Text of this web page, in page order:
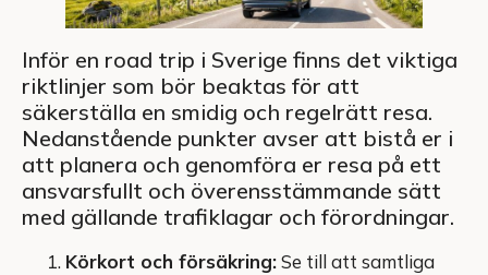
Inför en road trip i Sverige finns det viktiga
riktlinjer som bör beaktas för att
säkerställa en smidig och regelrätt resa.
Nedanstående punkter avser att bistå er i
att planera och genomföra er resa på ett
ansvarsfullt och överensstämmande sätt
med gällande trafiklagar och förordningar.
Körkort och försäkring:Se till att samtliga